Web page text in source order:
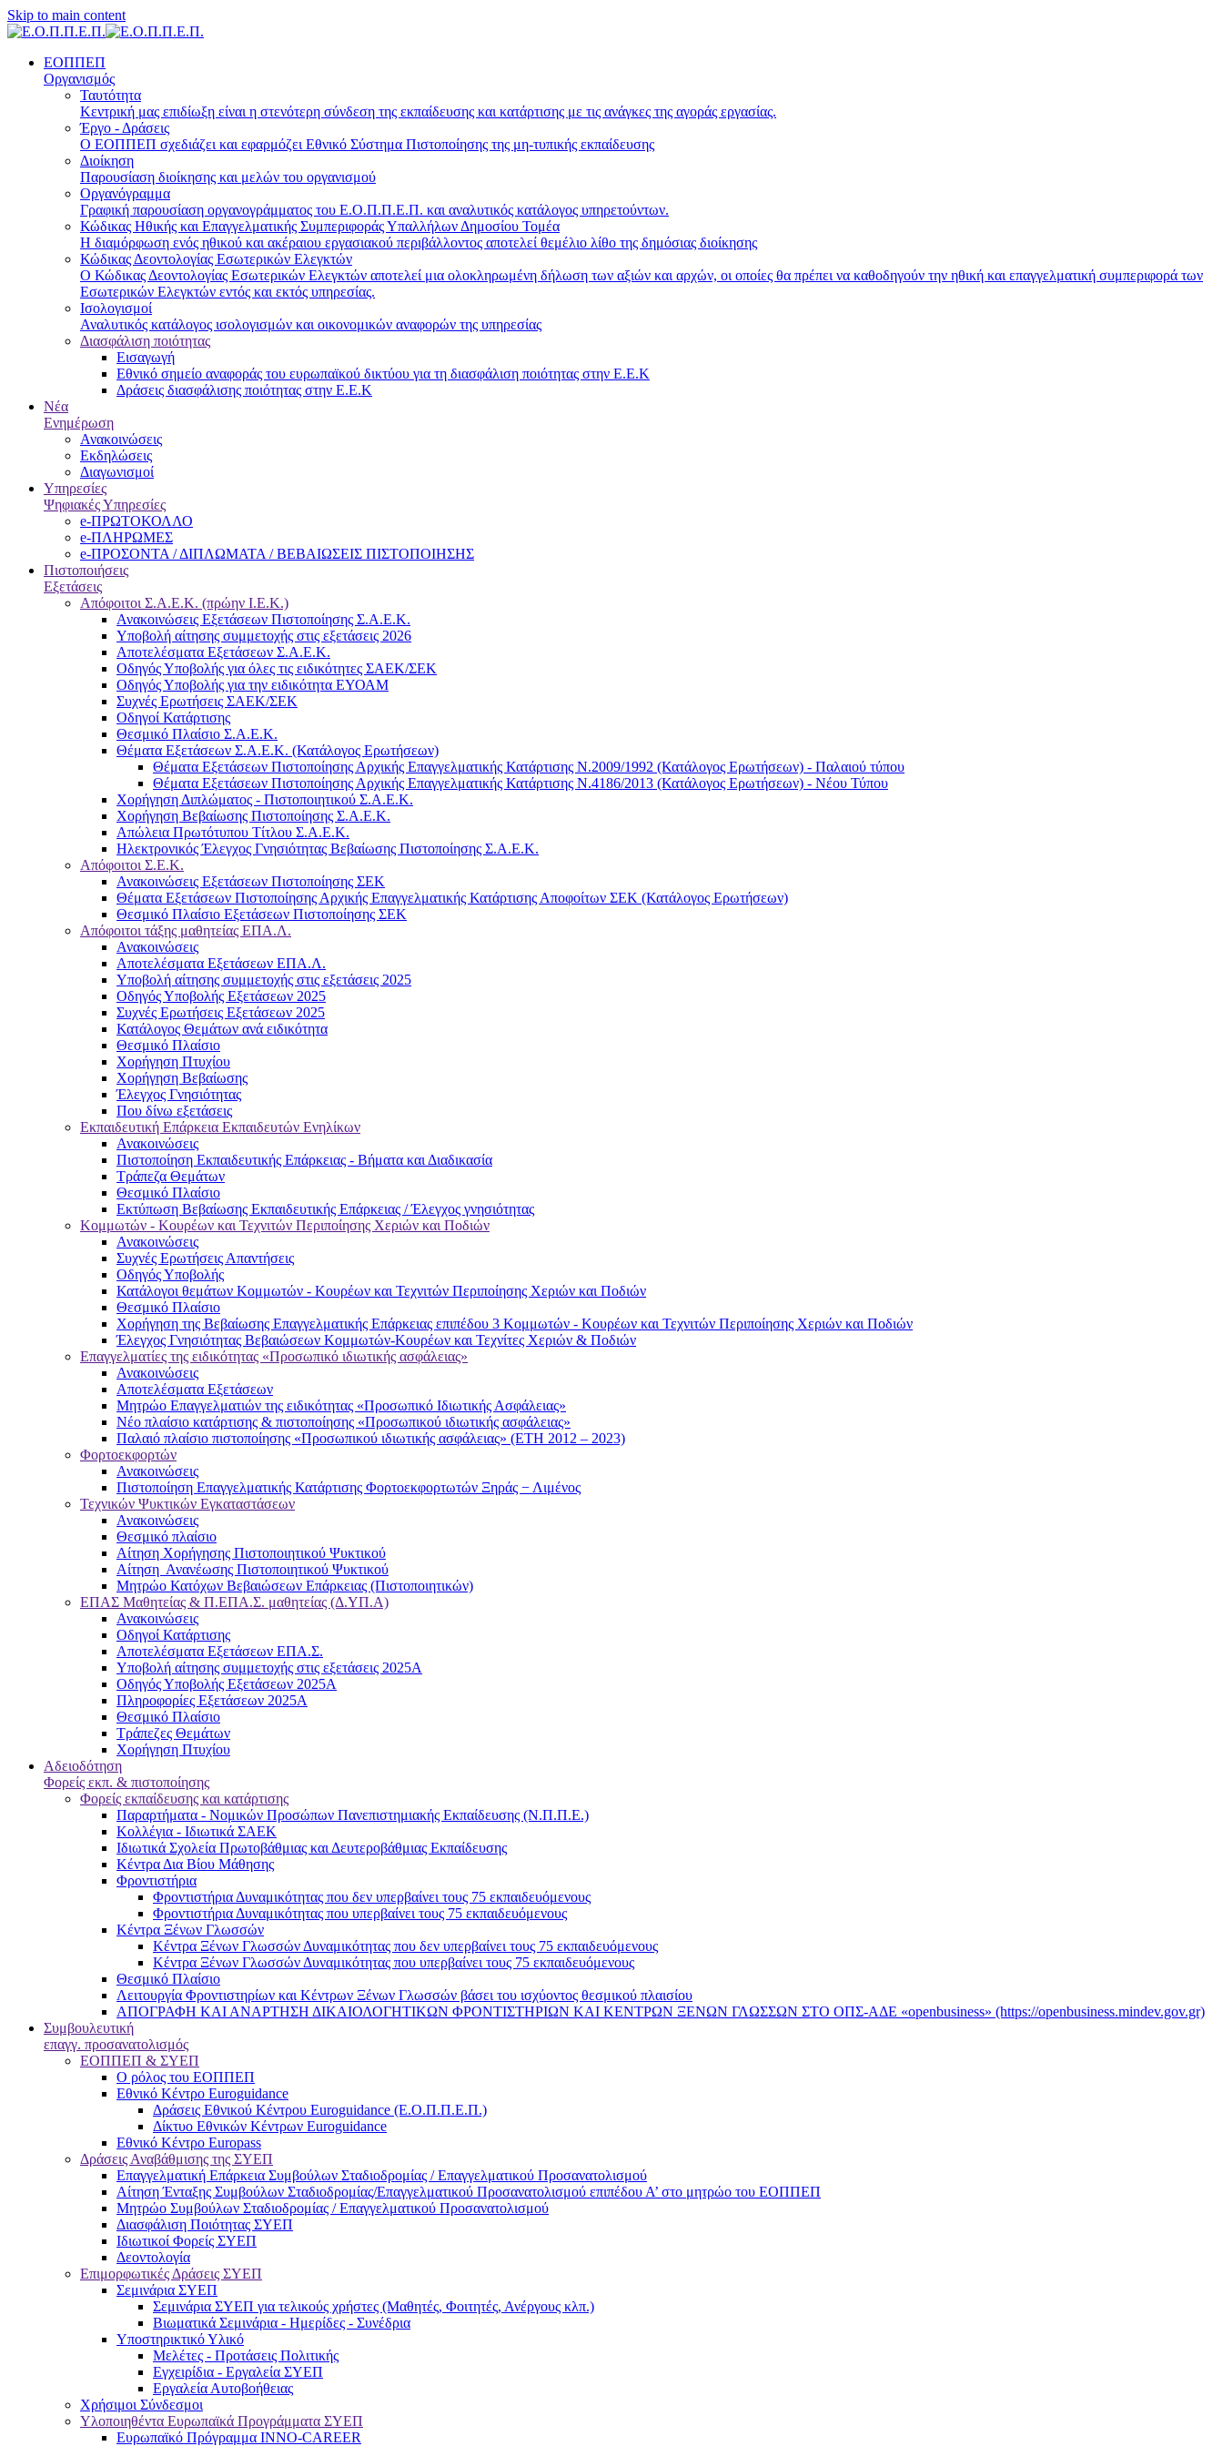
Skip to main content
ΕΟΠΠΕΠ
Οργανισμός
Ταυτότητα
Κεντρική μας επιδίωξη είναι η στενότερη σύνδεση της εκπαίδευσης και κατάρτισης με τις ανάγκες της αγοράς εργασίας.
Έργο - Δράσεις
Ο ΕΟΠΠΕΠ σχεδιάζει και εφαρμόζει Eθνικό Σύστημα Πιστοποίησης της μη-τυπικής εκπαίδευσης
Διοίκηση
Παρουσίαση διοίκησης και μελών του οργανισμού
Οργανόγραμμα
Γραφική παρουσίαση οργανογράμματος του Ε.Ο.Π.Π.Ε.Π. και αναλυτικός κατάλογος υπηρετούντων.
Κώδικας Ηθικής και Επαγγελματικής Συμπεριφοράς Υπαλλήλων Δημοσίου Τομέα
Η διαμόρφωση ενός ηθικού και ακέραιου εργασιακού περιβάλλοντος αποτελεί θεμέλιο λίθο της δημόσιας διοίκησης
Κώδικας Δεοντολογίας Εσωτερικών Ελεγκτών
Ο Κώδικας Δεοντολογίας Εσωτερικών Ελεγκτών αποτελεί μια ολοκληρωμένη δήλωση των αξιών και αρχών, οι οποίες θα πρέπει να καθοδηγούν την ηθική και επαγγελματική συμπεριφορά των
Εσωτερικών Ελεγκτών εντός και εκτός υπηρεσίας.
Ισολογισμοί
Αναλυτικός κατάλογος ισολογισμών και οικονομικών αναφορών της υπηρεσίας
Διασφάλιση ποιότητας
Εισαγωγή
Εθνικό σημείο αναφοράς του ευρωπαϊκού δικτύου για τη διασφάλιση ποιότητας στην Ε.Ε.Κ
Δράσεις διασφάλισης ποιότητας στην Ε.Ε.Κ
Νέα
Ενημέρωση
Ανακοινώσεις
Εκδηλώσεις
Διαγωνισμοί
Υπηρεσίες
Ψηφιακές Υπηρεσίες
e-ΠΡΩΤΟΚΟΛΛΟ
e-ΠΛΗΡΩΜΕΣ
e-ΠΡΟΣΟΝΤΑ / ΔΙΠΛΩΜΑΤΑ / ΒΕΒΑΙΩΣΕΙΣ ΠΙΣΤΟΠΟΙΗΣΗΣ
Πιστοποιήσεις
Εξετάσεις
Απόφοιτοι Σ.Α.Ε.Κ. (πρώην Ι.Ε.Κ.)
Ανακοινώσεις Εξετάσεων Πιστοποίησης Σ.Α.Ε.Κ.
Υποβολή αίτησης συμμετοχής στις εξετάσεις 2026
Αποτελέσματα Εξετάσεων Σ.Α.Ε.Κ.
Οδηγός Υποβολής για όλες τις ειδικότητες ΣΑΕΚ/ΣΕΚ
Οδηγός Υποβολής για την ειδικότητα ΕΥΟΑΜ
Συχνές Ερωτήσεις ΣΑΕΚ/ΣΕΚ
Οδηγοί Κατάρτισης
Θεσμικό Πλαίσιο Σ.Α.Ε.Κ.
Θέματα Εξετάσεων Σ.Α.Ε.Κ. (Κατάλογος Ερωτήσεων)
Θέματα Εξετάσεων Πιστοποίησης Αρχικής Επαγγελματικής Κατάρτισης Ν.2009/1992 (Κατάλογος Ερωτήσεων) - Παλαιού τύπου
Θέματα Εξετάσεων Πιστοποίησης Αρχικής Επαγγελματικής Κατάρτισης Ν.4186/2013 (Κατάλογος Ερωτήσεων) - Νέου Τύπου
Χορήγηση Διπλώματος - Πιστοποιητικού Σ.Α.Ε.Κ.
Χορήγηση Βεβαίωσης Πιστοποίησης Σ.Α.Ε.Κ.
Απώλεια Πρωτότυπου Τίτλου Σ.Α.Ε.Κ.
Ηλεκτρονικός Έλεγχος Γνησιότητας Βεβαίωσης Πιστοποίησης Σ.Α.Ε.Κ.
Απόφοιτοι Σ.Ε.Κ.
Ανακοινώσεις Εξετάσεων Πιστοποίησης ΣΕΚ
Θέματα Εξετάσεων Πιστοποίησης Αρχικής Επαγγελματικής Κατάρτισης Αποφοίτων ΣΕΚ (Κατάλογος Ερωτήσεων)
Θεσμικό Πλαίσιο Εξετάσεων Πιστοποίησης ΣΕΚ
Απόφοιτοι τάξης μαθητείας ΕΠΑ.Λ.
Ανακοινώσεις
Αποτελέσματα Εξετάσεων ΕΠΑ.Λ.
Υποβολή αίτησης συμμετοχής στις εξετάσεις 2025
Οδηγός Υποβολής Εξετάσεων 2025
Συχνές Ερωτήσεις Εξετάσεων 2025
Κατάλογος Θεμάτων ανά ειδικότητα
Θεσμικό Πλαίσιο
Χορήγηση Πτυχίου
Χορήγηση Βεβαίωσης
Έλεγχος Γνησιότητας
Που δίνω εξετάσεις
Εκπαιδευτική Επάρκεια Εκπαιδευτών Ενηλίκων
Ανακοινώσεις
Πιστοποίηση Εκπαιδευτικής Επάρκειας - Βήματα και Διαδικασία
Τράπεζα Θεμάτων
Θεσμικό Πλαίσιο
Εκτύπωση Βεβαίωσης Εκπαιδευτικής Επάρκειας / Έλεγχος γνησιότητας
Κομμωτών - Κουρέων και Τεχνιτών Περιποίησης Χεριών και Ποδιών
Ανακοινώσεις
Συχνές Ερωτήσεις Απαντήσεις
Οδηγός Υποβολής
Κατάλογοι θεμάτων Κομμωτών - Κουρέων και Τεχνιτών Περιποίησης Χεριών και Ποδιών
Θεσμικό Πλαίσιο
Χορήγηση της Βεβαίωσης Επαγγελματικής Επάρκειας επιπέδου 3 Κομμωτών - Κουρέων και Τεχνιτών Περιποίησης Χεριών και Ποδιών
Έλεγχος Γνησιότητας Βεβαιώσεων Κομμωτών-Κουρέων και Τεχνίτες Χεριών & Ποδιών
Επαγγελματίες της ειδικότητας «Προσωπικό ιδιωτικής ασφάλειας»
Ανακοινώσεις
Αποτελέσματα Εξετάσεων
Μητρώο Επαγγελματιών της ειδικότητας «Προσωπικό Ιδιωτικής Ασφάλειας»
Νέο πλαίσιο κατάρτισης & πιστοποίησης «Προσωπικού ιδιωτικής ασφάλειας»
Παλαιό πλαίσιο πιστοποίησης «Προσωπικού ιδιωτικής ασφάλειας» (ΕΤΗ 2012 – 2023)
Φορτοεκφορτών
Ανακοινώσεις
Πιστοποίηση Επαγγελματικής Κατάρτισης Φορτοεκφορτωτών Ξηράς − Λιμένος
Τεχνικών Ψυκτικών Εγκαταστάσεων
Ανακοινώσεις
Θεσμικό πλαίσιο
Αίτηση Χορήγησης Πιστοποιητικού Ψυκτικού
Αίτηση Ανανέωσης Πιστοποιητικού Ψυκτικού
Μητρώο Κατόχων Βεβαιώσεων Επάρκειας (Πιστοποιητικών)
ΕΠΑΣ Μαθητείας & Π.ΕΠΑ.Σ. μαθητείας (Δ.ΥΠ.Α)
Ανακοινώσεις
Oδηγοί Κατάρτισης
Αποτελέσματα Εξετάσεων ΕΠΑ.Σ.
Υποβολή αίτησης συμμετοχής στις εξετάσεις 2025Α
Οδηγός Υποβολής Εξετάσεων 2025A
Πληροφορίες Εξετάσεων 2025Α
Θεσμικό Πλαίσιο
Τράπεζες Θεμάτων
Χορήγηση Πτυχίου
Αδειοδότηση
Φορείς εκπ. & πιστοποίησης
Φορείς εκπαίδευσης και κατάρτισης
Παραρτήματα - Νομικών Προσώπων Πανεπιστημιακής Εκπαίδευσης (Ν.Π.Π.Ε.)
Κολλέγια - Ιδιωτικά ΣΑΕΚ
Ιδιωτικά Σχολεία Πρωτοβάθμιας και Δευτεροβάθμιας Εκπαίδευσης
Κέντρα Δια Βίου Μάθησης
Φροντιστήρια
Φροντιστήρια Δυναμικότητας που δεν υπερβαίνει τους 75 εκπαιδευόμενους
Φροντιστήρια Δυναμικότητας που υπερβαίνει τους 75 εκπαιδευόμενους
Κέντρα Ξένων Γλωσσών
Kέντρα Ξένων Γλωσσών Δυναμικότητας που δεν υπερβαίνει τους 75 εκπαιδευόμενους
Kέντρα Ξένων Γλωσσών Δυναμικότητας που υπερβαίνει τους 75 εκπαιδευόμενους
Θεσμικό Πλαίσιο
Λειτουργία Φροντιστηρίων και Κέντρων Ξένων Γλωσσών βάσει του ισχύοντος θεσμικού πλαισίου
ΑΠΟΓΡΑΦΗ ΚΑΙ ΑΝΑΡΤΗΣΗ ΔΙΚΑΙΟΛΟΓΗΤΙΚΩΝ ΦΡΟΝΤΙΣΤΗΡΙΩΝ ΚΑΙ ΚΕΝΤΡΩΝ ΞΕΝΩΝ ΓΛΩΣΣΩΝ ΣΤΟ ΟΠΣ-ΑΔΕ «openbusiness» (https://openbusiness.mindev.gov.gr)
Συμβουλευτική
επαγγ. προσανατολισμός
ΕΟΠΠΕΠ & ΣΥΕΠ
Ο ρόλος του ΕΟΠΠΕΠ
Εθνικό Κέντρο Euroguidance
Δράσεις Εθνικού Κέντρου Euroguidance (Ε.Ο.Π.Π.Ε.Π.)
Δίκτυο Εθνικών Κέντρων Euroguidance
Εθνικό Κέντρο Europass
Δράσεις Αναβάθμισης της ΣΥΕΠ
Επαγγελματική Επάρκεια Συμβούλων Σταδιοδρομίας / Επαγγελματικού Προσανατολισμού
Αίτηση Ένταξης Συμβούλων Σταδιοδρομίας/Επαγγελματικού Προσανατολισμού επιπέδου Α’ στο μητρώο του ΕΟΠΠΕΠ
Μητρώο Συμβούλων Σταδιοδρομίας / Επαγγελματικού Προσανατολισμού
Διασφάλιση Ποιότητας ΣΥΕΠ
Ιδιωτικοί Φορείς ΣΥΕΠ
Δεοντολογία
Επιμορφωτικές Δράσεις ΣΥΕΠ
Σεμινάρια ΣΥΕΠ
Σεμινάρια ΣΥΕΠ για τελικούς χρήστες (Μαθητές, Φοιτητές, Ανέργους κλπ.)
Βιωματικά Σεμινάρια - Ημερίδες - Συνέδρια
Υποστηρικτικό Υλικό
Μελέτες - Προτάσεις Πολιτικής
Εγχειρίδια - Εργαλεία ΣΥΕΠ
Εργαλεία Αυτοβοήθειας
Χρήσιμοι Σύνδεσμοι
Υλοποιηθέντα Ευρωπαϊκά Προγράμματα ΣΥΕΠ
Ευρωπαϊκό Πρόγραμμα INNO-CAREER